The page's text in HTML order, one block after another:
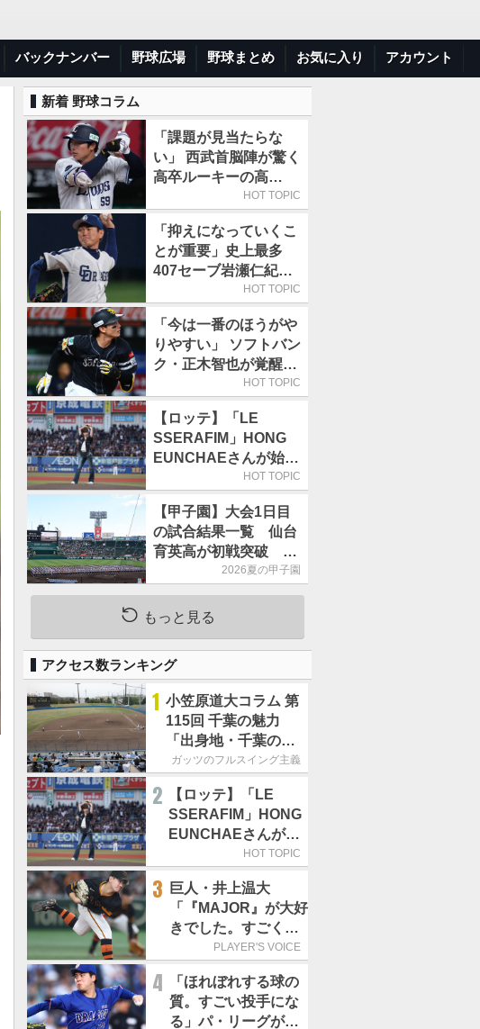
バックナンバー 野球広場 野球まとめ お気に入り アカウント
新着 野球コラム
「課題が見当たらな
い」 西武首脳陣が驚く
高卒ルーキーの高
HOT TOPIC
「抑えになっていくこ
とが重要」史上最多
407セーブ岩瀬仁紀の
言葉に見る“守護神の
HOT TOPIC
「今は一番のほうがや
りやすい」 ソフトバン
ク・正木智也が覚醒し
HOT TOPIC
【ロッテ】「LE
SSERAFIM」HONG
EUNCHAEさんが始球
式「この場に立てて本
日の西武戦（ZOZOマ
リン）
HOT TOPIC
【甲子園】大会1日目
の試合結果一覧 仙台
育英高が初戦突破 4
番・田山纏が今大会1
2026夏の甲子園
もっと見る
アクセス数ランキング
1 小笠原道大コラム 第
115回 千葉の魅力
「出身地・千葉の話
の続き。昔から野球
す」
ガッツのフルスイング主義
2
【ロッテ】「LE
SSERAFIM」HONG
EUNCHAEさんが始
球式「この場に立て
／8月5日の西武戦
（ZOZOマリン）
HOT TOPIC
3
巨人・井上温大
「『MAJOR』が大好
きでした。すごく練
習する姿にいつもい
す」／マンガ
PLAYER'S VOICE
4
「ほれぼれする球の
質。すごい投手にな
る」パ・リーグが驚